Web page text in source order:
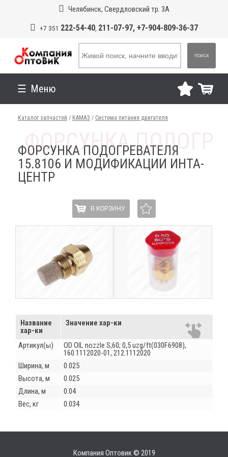
Челябинск, Свердловский тр. 3А
+7 351 222-54-40, 211-07-97, +7-904-809-36-37
ПОИСК
Меню
Каталог запчастей / КАМАЗ / Система питания двигателя
ФОРСУНКА ПОДОГРЕВАТЕЛЯ
15.8106 И МОДИФИКАЦИИ ИНТА-
ЦЕНТР
В КОРЗИНУ
Название
хар-ки
Значение хар-ки
Артикул(ы)
OD OIL nozzle S;60; 0,5 uzg/ft(030F6908),
160.1112020-01, 212.1112020
Ширина, м
0.025
Высота, м
0.025
Длина, м
0.04
Вес, кг
0.034
Компания Оптовик © 2019